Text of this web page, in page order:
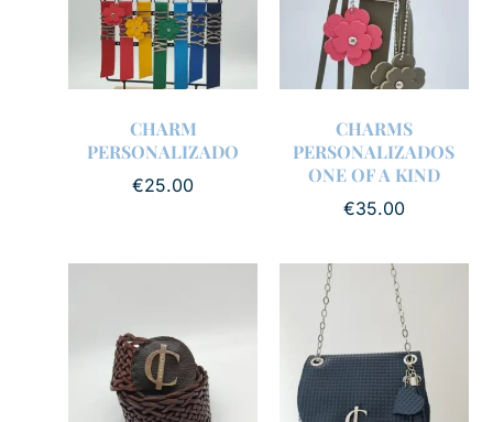
CHARM
PERSONALIZADO
€25.00
CHARMS
PERSONALIZADOS
ONE OF A KIND
€35.00